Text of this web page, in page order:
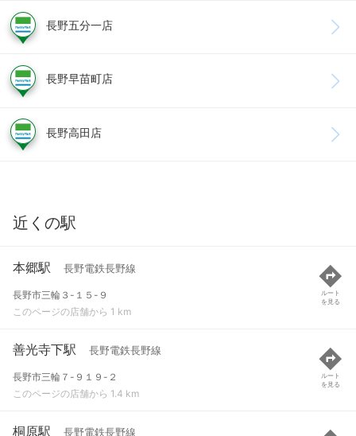
長野五分一店
長野早苗町店
長野高田店
近くの駅
本郷駅 長野電鉄長野線
長野市三輪３-１５-９
このページの店舗から 1 km
ルート
を見る
善光寺下駅 長野電鉄長野線
長野市三輪７-９１９-２
このページの店舗から 1.4 km
ルート
を見る
桐原駅 長野電鉄長野線